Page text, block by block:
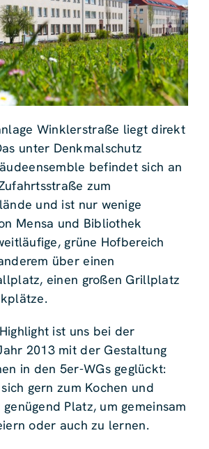
Winklerstraße liegt direkt
unter Denkmalschutz
befindet sich an
zum
und ist nur wenige
Mensa und Bibliothek
grüne Hofbereich
über einen
einen großen Grillplatz
ist uns bei der
2013 mit der Gestaltung
in den 5er-WGs geglückt:
gern zum Kochen und
Platz, um gemeinsam
oder auch zu lernen.